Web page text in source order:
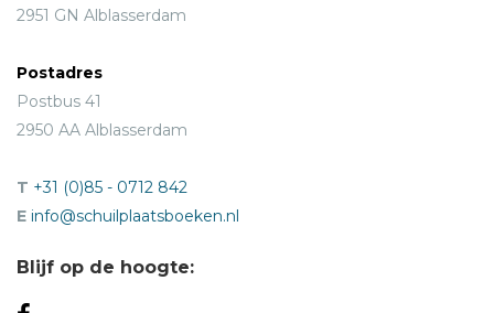
2951 GN Alblasserdam
Postadres
Postbus 41
2950 AA Alblasserdam
T +31 (0)85 - 0712 842
E info@schuilplaatsboeken.nl
Blijf op de hoogte: